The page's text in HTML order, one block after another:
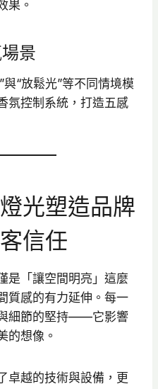
果。
景
與“放鬆光”等不同情境模
氛控制系統，打造五感
光塑造品牌
信任
是「讓空間明亮」這麼
質感的有力延伸。每一
細節的堅持——它影響
的想像。
卓越的技術與設備，更